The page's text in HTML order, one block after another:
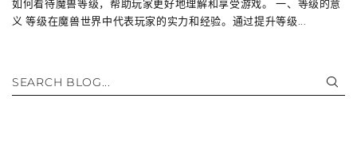
如何看待魔兽等级，帮助玩家更好地理解和享受游戏。 一、等级的意
义 等级在魔兽世界中代表玩家的实力和经验。通过提升等级...
SEARCH BLOG...